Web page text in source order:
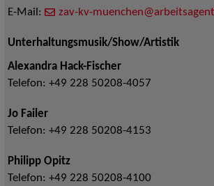
E-Mail:
zav-kv-
Unterhaltungsmusik/Show/Artistik
Alexandra Hack-Fischer
Telefon: +49 228 50208-4057
Jo Failer
Telefon: +49 228 50208-4153
Philipp Opitz
Telefon: +49 228 50208-4100